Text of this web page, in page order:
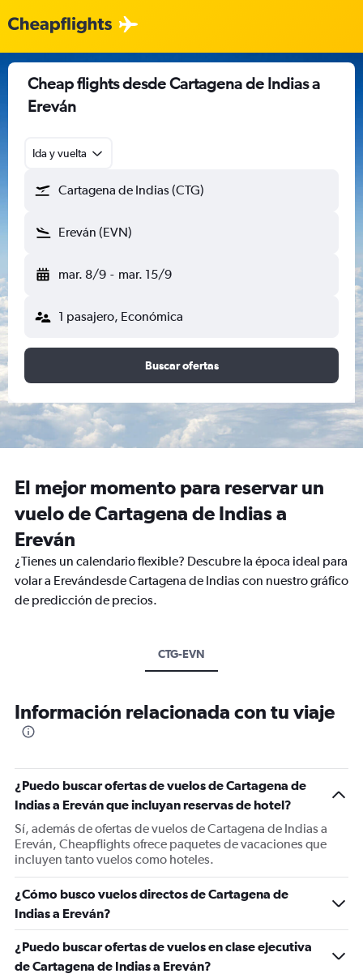
Cheap flights desde Cartagena de Indias a
Ereván
Ida y vuelta
Cartagena de Indias (CTG)
Ereván (EVN)
mar. 8/9 - mar. 15/9
1 pasajero, Económica
Buscar ofertas
El mejor momento para reservar un
vuelo de Cartagena de Indias a
Ereván
¿Tienes un calendario flexible? Descubre la época ideal para
volar a Erevándesde Cartagena de Indias con nuestro gráfico
de predicción de precios.
CTG-EVN
Información relacionada con tu viaje
¿Puedo buscar ofertas de vuelos de Cartagena de
Indias a Ereván que incluyan reservas de hotel?
Sí, además de ofertas de vuelos de Cartagena de Indias a
Ereván, Cheapflights ofrece paquetes de vacaciones que
incluyen tanto vuelos como hoteles.
¿Cómo busco vuelos directos de Cartagena de
Indias a Ereván?
¿Puedo buscar ofertas de vuelos en clase ejecutiva
de Cartagena de Indias a Ereván?